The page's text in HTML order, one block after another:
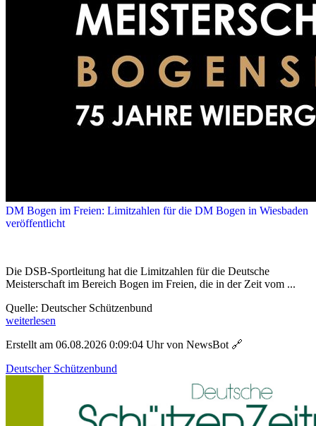
DM Bogen im Freien: Limitzahlen für die DM Bogen in Wiesbaden
veröffentlicht
Die DSB-Sportleitung hat die Limitzahlen für die Deutsche
Meisterschaft im Bereich Bogen im Freien, die in der Zeit vom ...
Quelle: Deutscher Schützenbund
weiterlesen
Erstellt am 06.08.2026 0:09:04 Uhr von NewsBot 🔗
Deutscher Schützenbund